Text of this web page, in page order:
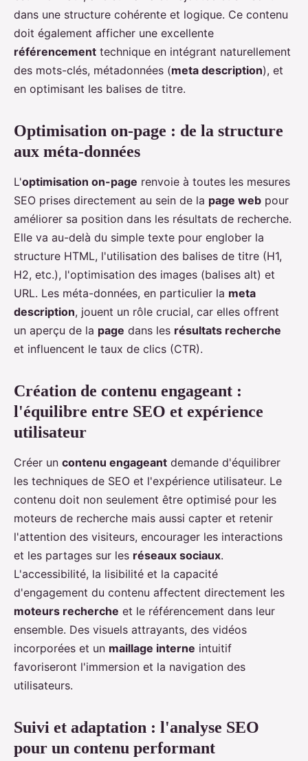
dans une structure cohérente et logique. Ce contenu
doit également afficher une excellente
référencement technique en intégrant naturellement
des mots-clés, métadonnées (meta description), et
en optimisant les balises de titre.
Optimisation on-page : de la structure
aux méta-données
L'optimisation on-page renvoie à toutes les mesures
SEO prises directement au sein de la page web pour
améliorer sa position dans les résultats de recherche.
Elle va au-delà du simple texte pour englober la
structure HTML, l'utilisation des balises de titre (H1,
H2, etc.), l'optimisation des images (balises alt) et
URL. Les méta-données, en particulier la meta
description, jouent un rôle crucial, car elles offrent
un aperçu de la page dans les résultats recherche
et influencent le taux de clics (CTR).
Création de contenu engageant :
l'équilibre entre SEO et expérience
utilisateur
Créer un contenu engageant demande d'équilibrer
les techniques de SEO et l'expérience utilisateur. Le
contenu doit non seulement être optimisé pour les
moteurs de recherche mais aussi capter et retenir
l'attention des visiteurs, encourager les interactions
et les partages sur les réseaux sociaux.
L'accessibilité, la lisibilité et la capacité
d'engagement du contenu affectent directement les
moteurs recherche et le référencement dans leur
ensemble. Des visuels attrayants, des vidéos
incorporées et un maillage interne intuitif
favoriseront l'immersion et la navigation des
utilisateurs.
Suivi et adaptation : l'analyse SEO
pour un contenu performant